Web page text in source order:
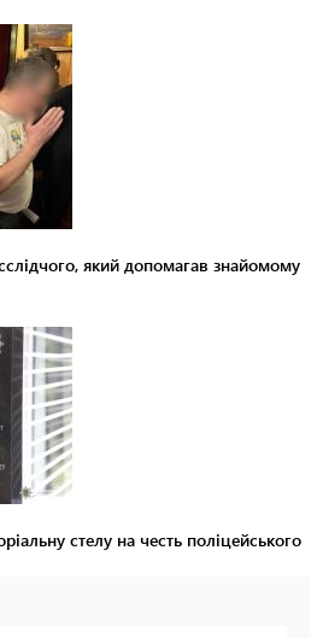
який допомагав знайомому
стелу на честь поліцейського